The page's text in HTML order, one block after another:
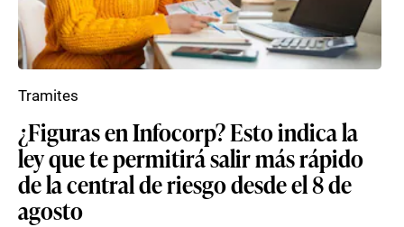
¿Figuras en Infocorp? Esto indica la
ley que te permitirá salir más rápido
de la central de riesgo desde el 8 de
agosto
Tramites